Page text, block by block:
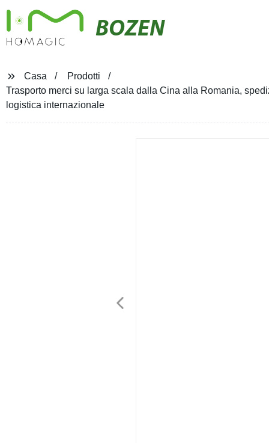
BOZEN
Casa
Prodotti
Trasporto merci su larga scala dalla Cina alla Romania,
logistica internazionale